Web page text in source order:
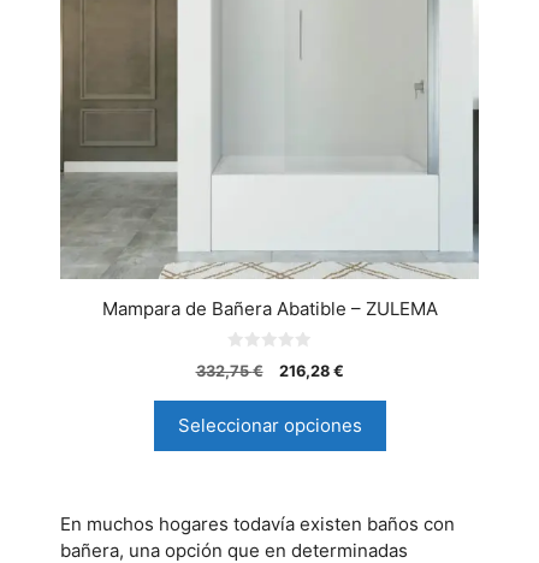
Mampara de Bañera Abatible – ZULEMA
0
d
5
332,75€ 216,28 €
Seleccionar opciones
En muchos hogares todavía existen baños con
bañera, una opción que en determinadas